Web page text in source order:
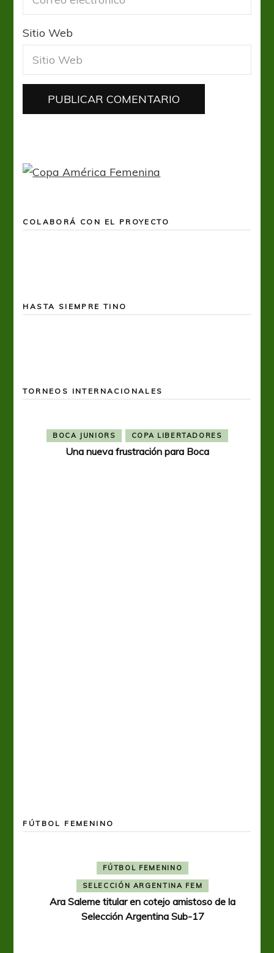
Sitio Web
COLABORÁ CON EL PROYECTO
HASTA SIEMPRE TINO
TORNEOS INTERNACIONALES
BOCA JUNIORS COPA LIBERTADORES
Una nueva frustración para Boca
FÚTBOL FEMENINO
FÚTBOL FEMENINO
SELECCIÓN ARGENTINA FEM
Ara Saleme titular en cotejo amistoso de la
Selección Argentina Sub-17